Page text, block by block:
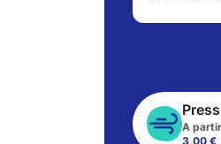
A
3,00 €